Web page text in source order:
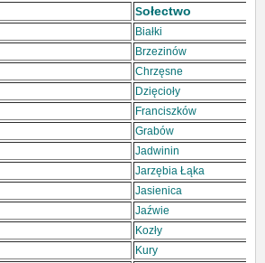
Sołectwo
Białki
Brzezinów
Chrzęsne
Dzięcioły
Franciszków
Grabów
Jadwinin
Jarzębia Łąka
Jasienica
Jaźwie
Kozły
Kury